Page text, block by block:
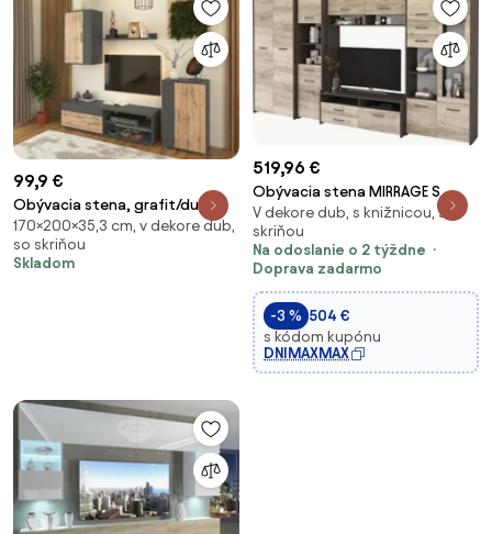
99,9 €
Obývacia stena, grafit/dub
wotan, KEVIN
170×200×35,3 cm, v dekore dub,
so skriňou
Skladom
519,96 €
Obývacia stena MIRRAGE S
V dekore dub, s knižnicou, so
skriňou
Na odoslanie o 2 týždne
Doprava zadarmo
-3 % 504 €
s kódom kupónu
DNIMAXMAX